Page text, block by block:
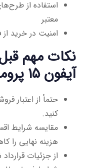
استفاده از
معتبر
امنیت در خرید
نکات مهم
آیفون ۱۵ پرومکس
حتماً از اعتبار
کنید.
مقایسه شرایط
هزینه نهایی را
از جزئیات